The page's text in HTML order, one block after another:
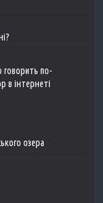
говорить по-
в інтернеті
озера